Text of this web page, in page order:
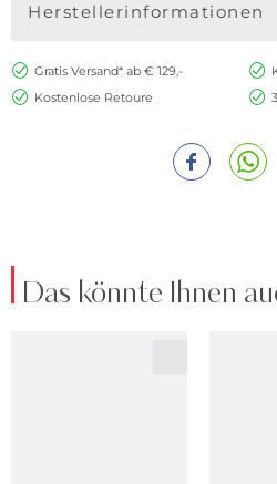
Herstellerinformationen
Gratis Versand* ab € 129,-
Kostenlose Retoure
Das könnte Ihnen